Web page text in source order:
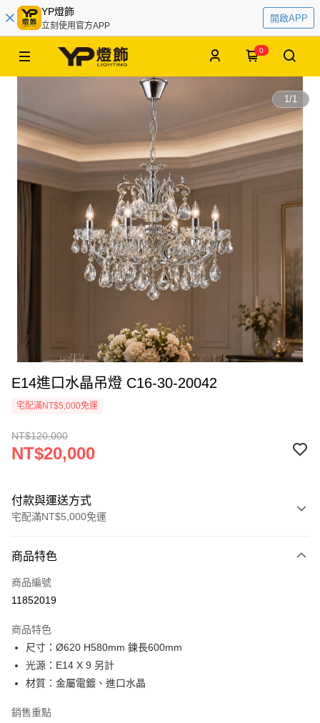
YP燈飾
立刻使用官方APP
開啟APP
0
1/1
E14進口水晶吊燈 C16-30-20042
宅配滿NT$5,000免運
NT$120,000
NT$20,000
付款與運送方式
宅配滿NT$5,000免運
信用卡一次付款
LINE Pay
街口支付
悠遊付
商品特色
商品編號
11852019
商品特色
尺寸：Ø620 H580mm 鍊長600mm
光源：E14 X 9 另計
材質：金屬電鍍、進口水晶
銷售重點